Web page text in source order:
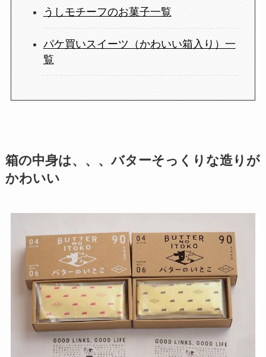
うしモチーフのお菓子一覧
パケ買いスイーツ（かわいい箱入り）一
覧
箱の中身は、、、バターそっくりな造りが
かわいい